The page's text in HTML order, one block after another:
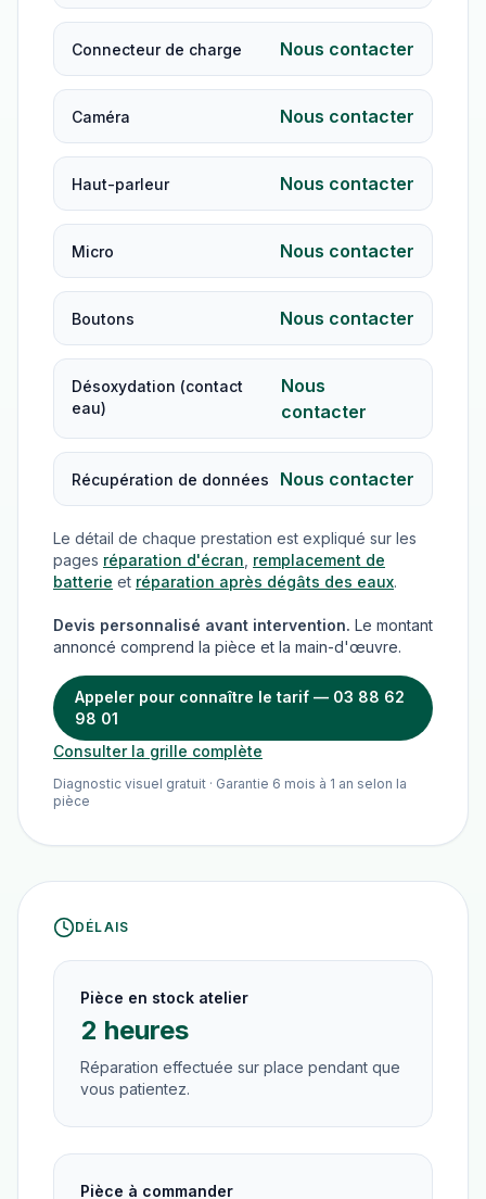
Connecteur de charge Nous contacter
Caméra Nous contacter
Haut-parleur Nous contacter
Micro Nous contacter
Boutons Nous contacter
Désoxydation (contact
eau)
Nous
contacter
Récupération de données Nous contacter
Le détail de chaque prestation est expliqué sur les
pages réparation d'écran remplacement de
batterie et réparation après dégâts des eaux.
Devis personnalisé avant intervention. Le montant
annoncé comprend la pièce et la main-d'œuvre.
Appeler pour connaître le tarif — 03 88 62
98 01
Consulter la grille complète
Diagnostic visuel gratuit · Garantie 6 mois à 1 an selon la
pièce
DÉLAIS
Pièce en stock atelier
2 heures
Réparation effectuée sur place pendant que
vous patientez.
Pièce à commander